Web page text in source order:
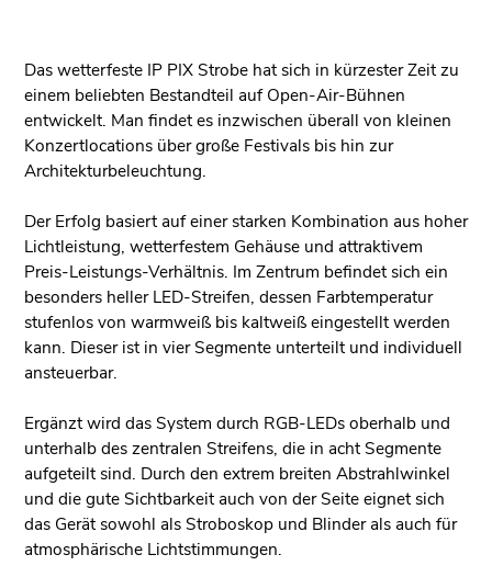
Das wetterfeste IP PIX Strobe hat sich in kürzester Zeit zu
einem beliebten Bestandteil auf Open-Air-Bühnen
entwickelt. Man findet es inzwischen überall von kleinen
Konzertlocations über große Festivals bis hin zur
Architekturbeleuchtung.
Der Erfolg basiert auf einer starken Kombination aus hoher
Lichtleistung, wetterfestem Gehäuse und attraktivem
Preis-Leistungs-Verhältnis. Im Zentrum befindet sich ein
besonders heller LED-Streifen, dessen Farbtemperatur
stufenlos von warmweiß bis kaltweiß eingestellt werden
kann. Dieser ist in vier Segmente unterteilt und individuell
ansteuerbar.
Ergänzt wird das System durch RGB-LEDs oberhalb und
unterhalb des zentralen Streifens, die in acht Segmente
aufgeteilt sind. Durch den extrem breiten Abstrahlwinkel
und die gute Sichtbarkeit auch von der Seite eignet sich
das Gerät sowohl als Stroboskop und Blinder als auch für
atmosphärische Lichtstimmungen.